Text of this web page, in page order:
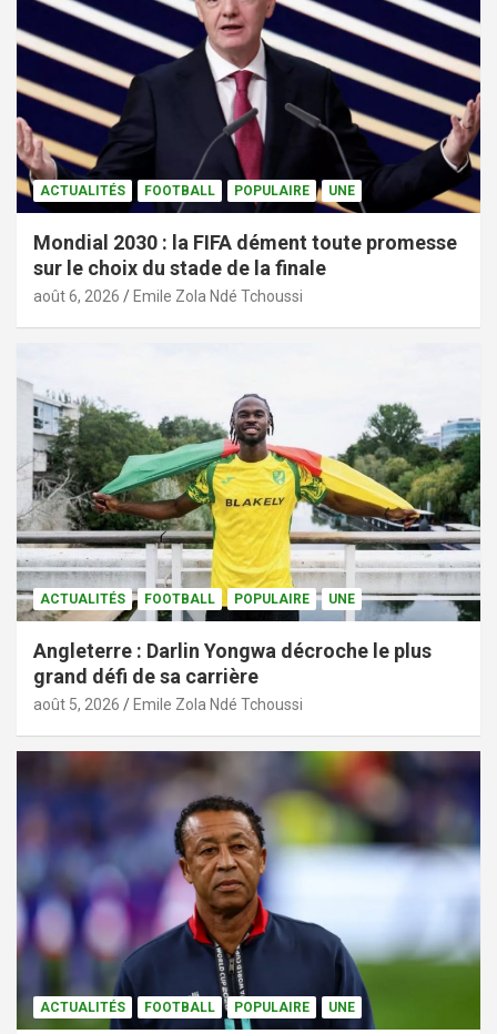
ACTUALITÉS FOOTBALL POPULAIRE UNE
Mondial 2030 : la FIFA dément toute promesse
sur le choix du stade de la finale
août 6, 2026 Emile Zola Ndé Tchoussi
ACTUALITÉS FOOTBALL POPULAIRE UNE
Angleterre : Darlin Yongwa décroche le plus
grand défi de sa carrière
août 5, 2026 Emile Zola Ndé Tchoussi
ACTUALITÉS FOOTBALL POPULAIRE UNE